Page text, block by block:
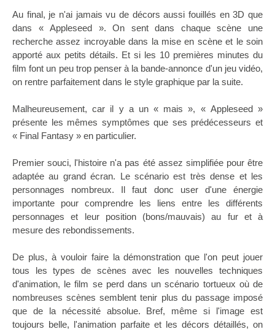
Au final, je n'ai jamais vu de décors aussi fouillés en 3D que
dans « Appleseed ». On sent dans chaque scène une
recherche assez incroyable dans la mise en scène et le soin
apporté aux petits détails. Et si les 10 premières minutes du
film font un peu trop penser à la bande-annonce d'un jeu vidéo,
on rentre parfaitement dans le style graphique par la suite.
Malheureusement, car il y a un « mais », « Appleseed »
présente les mêmes symptômes que ses prédécesseurs et
« Final Fantasy » en particulier.
Premier souci, l'histoire n'a pas été assez simplifiée pour être
adaptée au grand écran. Le scénario est très dense et les
personnages nombreux. Il faut donc user d'une énergie
importante pour comprendre les liens entre les différents
personnages et leur position (bons/mauvais) au fur et à
mesure des rebondissements.
De plus, à vouloir faire la démonstration que l'on peut jouer
tous les types de scènes avec les nouvelles techniques
d'animation, le film se perd dans un scénario tortueux où de
nombreuses scènes semblent tenir plus du passage imposé
que de la nécessité absolue. Bref, même si l'image est
toujours belle, l'animation parfaite et les décors détaillés, on